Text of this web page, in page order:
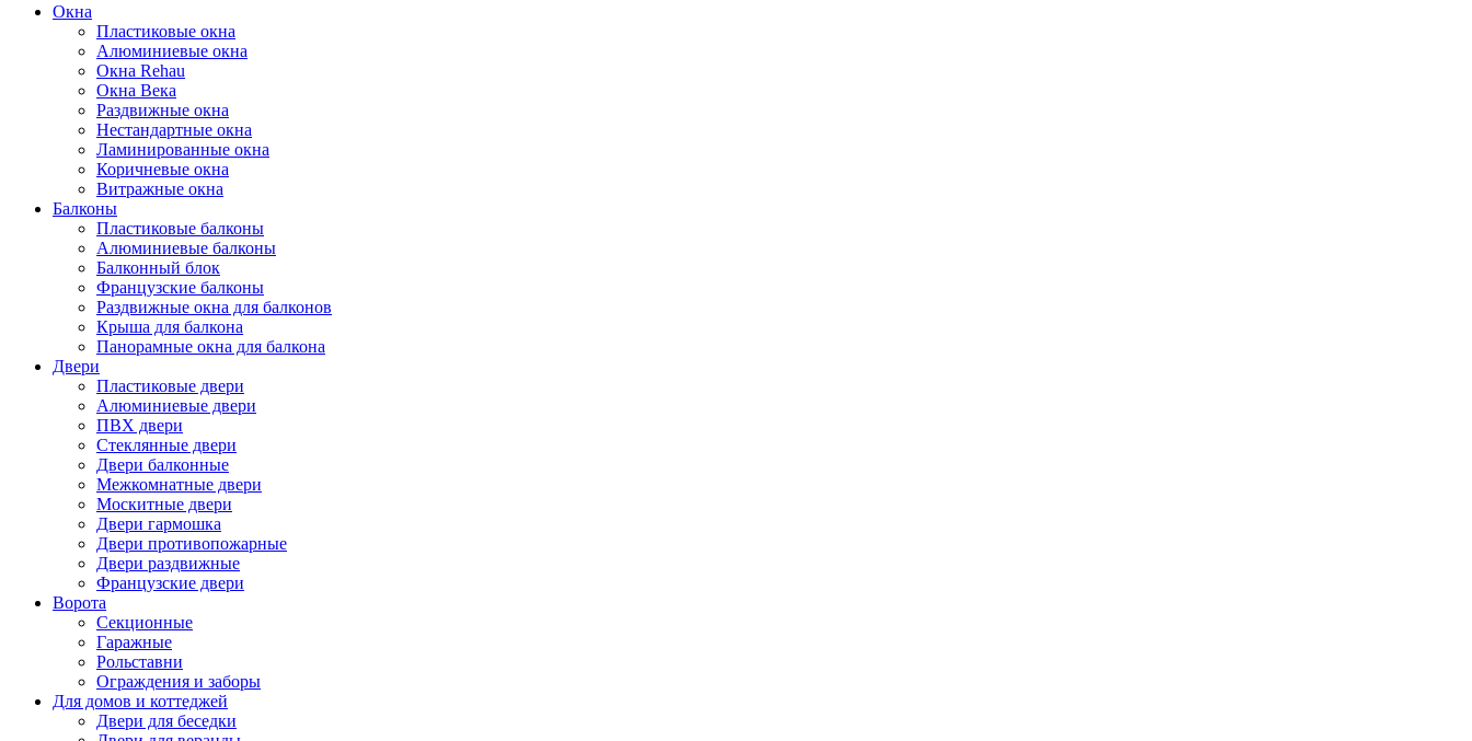
Окна
Пластиковые окна
Алюминиевые окна
Окна Rehau
Окна Века
Раздвижные окна
Нестандартные окна
Ламинированные окна
Коричневые окна
Витражные окна
Балконы
Пластиковые балконы
Алюминиевые балконы
Балконный блок
Французские балконы
Раздвижные окна для балконов
Крыша для балкона
Панорамные окна для балкона
Двери
Пластиковые двери
Алюминиевые двери
ПВХ двери
Стеклянные двери
Двери балконные
Межкомнатные двери
Москитные двери
Двери гармошка
Двери противопожарные
Двери раздвижные
Французские двери
Ворота
Секционные
Гаражные
Рольставни
Ограждения и заборы
Для домов и коттеджей
Двери для беседки